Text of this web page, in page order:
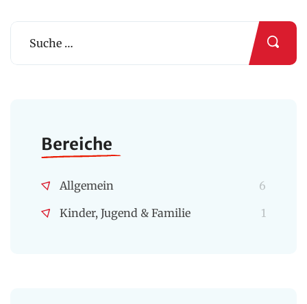
Bereiche
Allgemein
6
Kinder, Jugend & Familie
1